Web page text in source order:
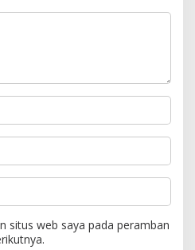
situs web saya pada peramban